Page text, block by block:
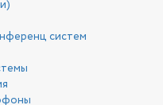
систем